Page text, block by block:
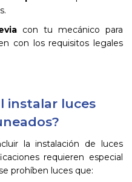
con tu mecánico para
con los requisitos legales
instalar luces
la instalación de luces
requieren especial
prohíben luces que: